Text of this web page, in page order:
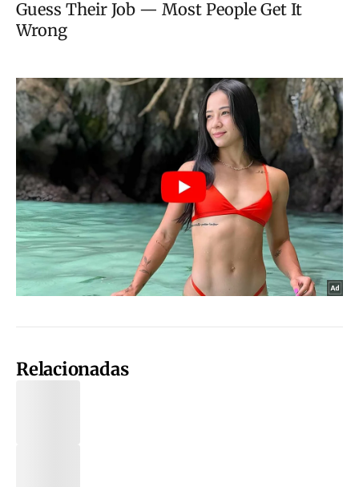
Relacionadas